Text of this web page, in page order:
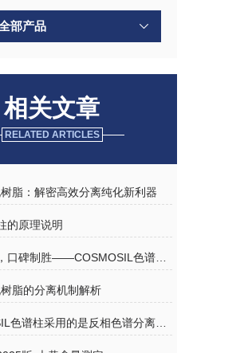
部产品
相关文章
RELATED ARTICLES
脂：解密高效分离纯化新利器
的原理说明
脂的分离机制解析